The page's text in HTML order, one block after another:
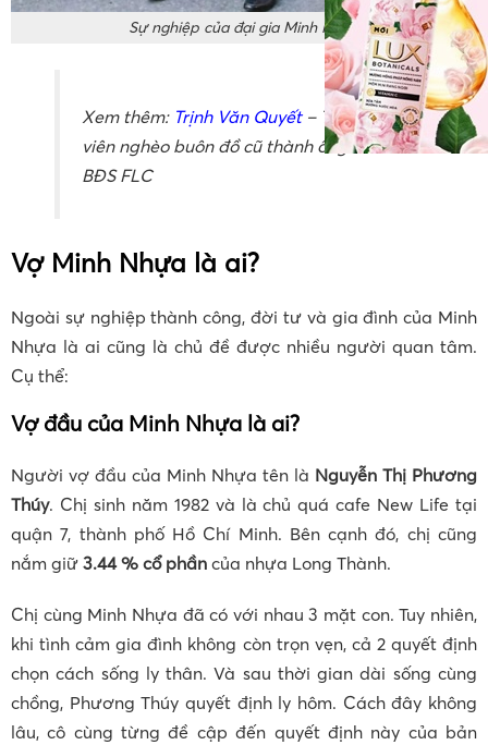
Sự nghiệp của đại gia Minh Nhựa
Xem thêm:Trịnh Văn Quyết– Từ sinh
viên nghèo buôn đồ cũ thành ông chủ
BĐS FLC
Vợ Minh Nhựa là ai?
Ngoài sự nghiệp thành công, đời tư và gia đình của Minh
Nhựa là ai cũng là chủ đề được nhiều người quan tâm.
Cụ thể:
Vợ đầu của Minh Nhựa là ai?
Người vợ đầu của Minh Nhựa tên là Nguyễn Thị Phương
Thúy. Chị sinh năm 1982 và là chủ quá cafe New Life tại
quận 7, thành phố Hồ Chí Minh. Bên cạnh đó, chị cũng
nắm giữ 3.44 % cổ phần của nhựa Long Thành.
Chị cùng Minh Nhựa đã có với nhau 3 mặt con. Tuy nhiên,
khi tình cảm gia đình không còn trọn vẹn, cả 2 quyết định
chọn cách sống ly thân. Và sau thời gian dài sống cùng
chồng, Phương Thúy quyết định ly hôm. Cách đây không
lâu, cô cùng từng đề cập đến quyết định này của bản